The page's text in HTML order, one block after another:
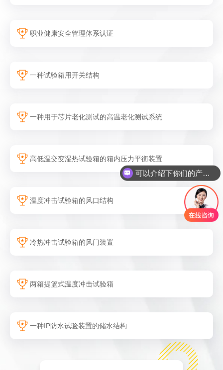
职业健康安全管理体系认证
一种试验箱用开关结构
一种用于芯片老化测试的高温老化测试系统
高低温交变湿热试验箱的箱内压力平衡装置
温度冲击试验箱的风口结构
冷热冲击试验箱的风门装置
两箱提篮式温度冲击试验箱
一种IP防水试验装置的储水结构
可以介绍下你们的产品么